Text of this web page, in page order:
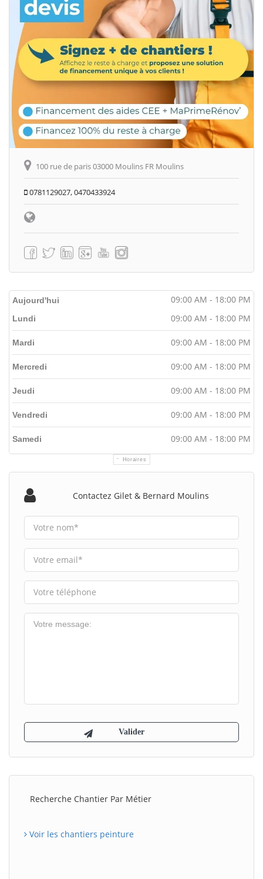
100 rue de paris 03000 Moulins FR Moulins
0781129027, 0470433924
Aujourd'hui 09:00 AM - 18:00 PM
Horaires
Lundi 09:00 AM - 18:00 PM
Mardi 09:00 AM - 18:00 PM
Mercredi 09:00 AM - 18:00 PM
Jeudi 09:00 AM - 18:00 PM
Vendredi 09:00 AM - 18:00 PM
Samedi 09:00 AM - 18:00 PM
Contactez Gilet & Bernard Moulins
Recherche Chantier Par Métier
Voir les chantiers peinture